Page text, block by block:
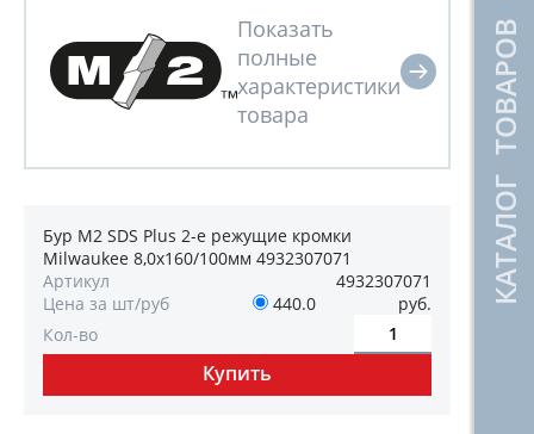
КАТАЛОГ ТОВАРОВ
Бур M2 SDS Plus 2-е режущие кромки
Milwaukee 8,0х160/100мм 4932307071
Артикул
4932307071
Цена за шт/руб
440.0
руб.
Кол-во